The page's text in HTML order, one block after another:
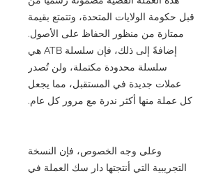
قبل حكومة الولايات المتحدة، وتتمتع بقيمة
ممتازة من منظور الحفاظ على الأصول.
إضافةً إلى ذلك، فإن سلسلة ATB هي
سلسلة محدودة مكتملة، ولن تُصدر
عملات جديدة في المستقبل، مما يجعل
كل عملة منها أكثر ندرة مع مرور كل عام.
وعلى وجه الخصوص، فإن النسخة
التجريبية التي أنتجتها دار سك العملة في